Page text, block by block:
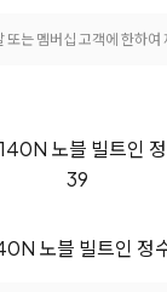
는 멤버십 고객에 한하여